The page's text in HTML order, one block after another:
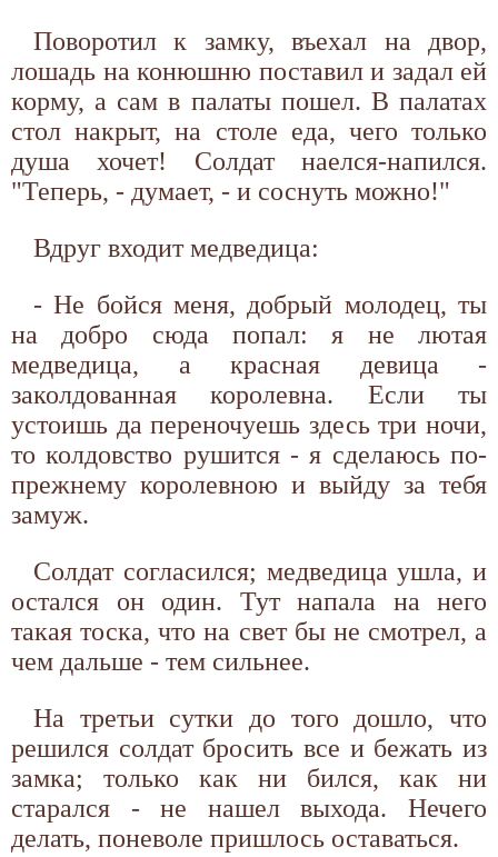
Поворотил к замку, въехал на двор,
лошадь на конюшню поставил и задал ей
корму, а сам в палаты пошел. В палатах
стол накрыт, на столе еда, чего только
душа хочет! Солдат наелся-напился.
"Теперь, - думает, - и соснуть можно!"
Вдруг входит медведица:
- Не бойся меня, добрый молодец, ты
на добро сюда попал: я не лютая
медведица, а красная девица -
заколдованная королевна. Если ты
устоишь да переночуешь здесь три ночи,
то колдовство рушится - я сделаюсь по-
прежнему королевною и выйду за тебя
замуж.
Солдат согласился; медведица ушла, и
остался он один. Тут напала на него
такая тоска, что на свет бы не смотрел, а
чем дальше - тем сильнее.
На третьи сутки до того дошло, что
решился солдат бросить все и бежать из
замка; только как ни бился, как ни
старался - не нашел выхода. Нечего
делать, поневоле пришлось оставаться.